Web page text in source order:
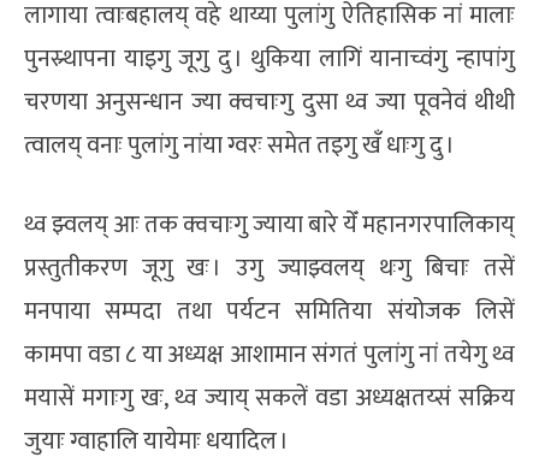
लागाया त्वाःबहालय् वहे थाय्या पुलांगु ऐतिहासिक नां मालाः
पुनस्र्थापना याइगु जूगु दु । थुकिया लागिं यानाच्वंगु न्हापांगु
चरणया अनुसन्धान ज्या क्वचाःगु दुसा थ्व ज्या पूवनेवं थीथी
त्वालय् वनाः पुलांगु नांया ग्वरः समेत तइगु खँ धाःगु दु ।
थ्व झ्वलय् आः तक क्वचाःगु ज्याया बारे येँ महानगरपालिकाय्
प्रस्तुतीकरण जूगु खः । उगु ज्याझ्वलय् थःगु बिचाः तसें
मनपाया सम्पदा तथा पर्यटन समितिया संयोजक लिसें
कामपा वडा ८ या अध्यक्ष आशामान संगतं पुलांगु नां तयेगु थ्व
मयासें मगाःगु खः, थ्व ज्याय् सकलें वडा अध्यक्षतय्सं सक्रिय
जुयाः ग्वाहालि यायेमाः धयादिल ।